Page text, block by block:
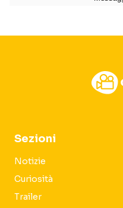
Sezioni
Notizie
Curiosità
Trailer